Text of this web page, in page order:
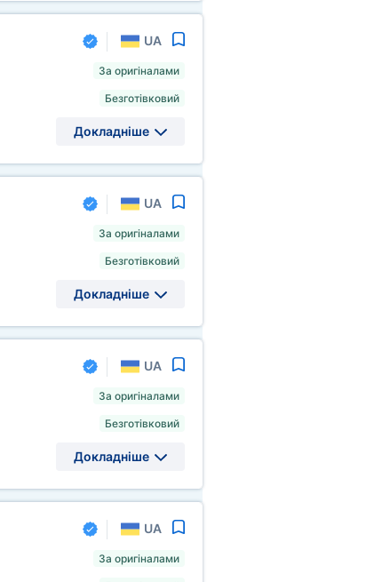
UA
За оригіналами
Безготівковий
Докладніше
UA
За оригіналами
Безготівковий
Докладніше
UA
За оригіналами
Безготівковий
Докладніше
UA
За оригіналами